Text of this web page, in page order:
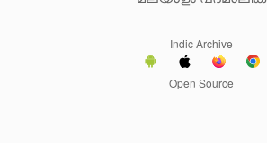
Indic Archive
Open Source